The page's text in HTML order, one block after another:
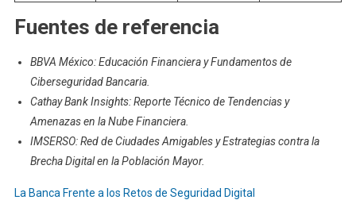
Fuentes de referencia
BBVA México: Educación Financiera y Fundamentos de
Ciberseguridad Bancaria.
Cathay Bank Insights: Reporte Técnico de Tendencias y
Amenazas en la Nube Financiera.
IMSERSO: Red de Ciudades Amigables y Estrategias contra la
Brecha Digital en la Población Mayor.
La Banca Frente a los Retos de Seguridad Digital